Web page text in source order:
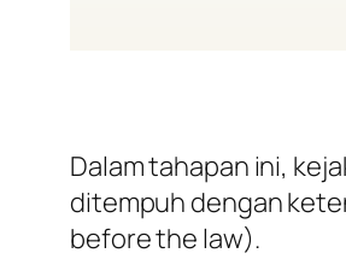
Dalam tahapan ini,
ditempuh dengan
before the law).